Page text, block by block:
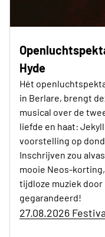
Hyde
Hét
in Berlare, brengt
musical over de
liefde en haat:
voorstelling op
Inschrijven zou
mooie Neos-
tijdloze muziek
gegarandeerd!
27.08.2026